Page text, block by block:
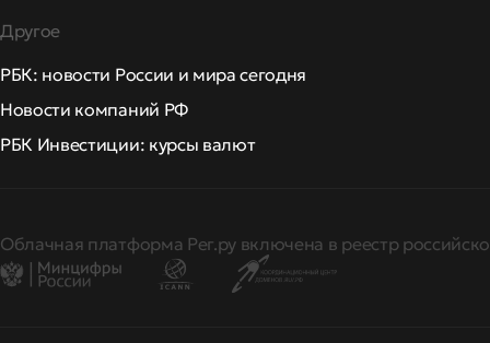
Другое
РБК: новости России и мира сегодня
Новости компаний РФ
РБК Инвестиции: курсы валют
Облачная платформа Рег.ру включена в реестр